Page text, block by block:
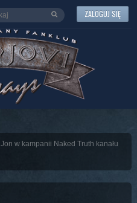
ZALOGUJ SIĘ
Jon w kampanii Naked Truth kanału